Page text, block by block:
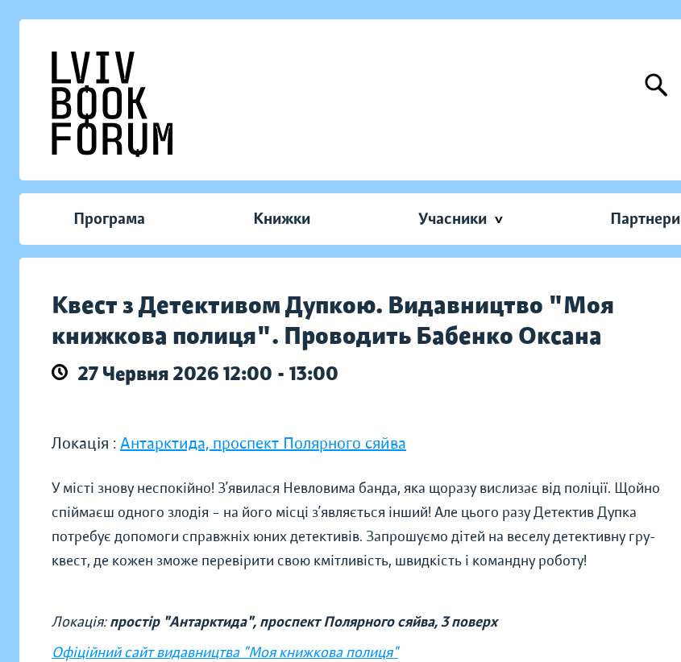
Програма Книжки Учасники Партнери
Квест з Детективом Дупкою. Видавництво "Моя
книжкова полиця". Проводить Бабенко Оксана
27 Червня 2026 12:00 - 13:00
Локація : Антарктида, проспект Полярного сяйва
У місті знову неспокійно! З’явилася Невловима банда, яка щоразу вислизає від поліції. Щойно
спіймаєш одного злодія – на його місці з’являється інший! Але цього разу Детектив Дупка
потребує допомоги справжніх юних детективів. Запрошуємо дітей на веселу детективну гру-
квест, де кожен зможе перевірити свою кмітливість, швидкість і командну роботу!
Локація:простір "Антарктида", проспект Полярного сяйва, 3 поверх
Офіційний сайт видавництва "Моя книжкова полиця"